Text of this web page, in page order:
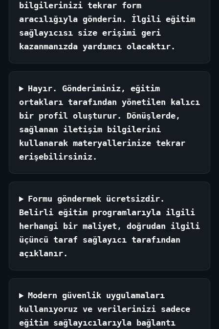
bilgilerinizi tekrar form
aracılığıyla gönderin. İlgili eğitim
sağlayıcısı size erişimi geri
kazanmanızda yardımcı olacaktır.
Hayır. Gönderiminiz, eğitim
ortakları tarafından yönetilen kalıcı
bir profil oluşturur. Dönüşlerde,
sağlanan iletişim bilgilerini
kullanarak materyallerinize tekrar
erişebilirsiniz.
Formu göndermek ücretsizdir.
Belirli eğitim programlarıyla ilgili
herhangi bir maliyet, doğrudan ilgili
üçüncü taraf sağlayıcı tarafından
açıklanır.
Modern güvenlik uygulamaları
kullanıyoruz ve verilerinizi sadece
eğitim sağlayıcılarıyla bağlantı